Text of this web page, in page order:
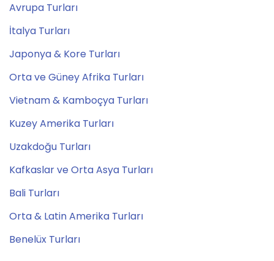
Avrupa Turları
İtalya Turları
Japonya & Kore Turları
Orta ve Güney Afrika Turları
Vietnam & Kamboçya Turları
Kuzey Amerika Turları
Uzakdoğu Turları
Kafkaslar ve Orta Asya Turları
Bali Turları
Orta & Latin Amerika Turları
Benelüx Turları